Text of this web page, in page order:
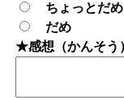
ちょっとだめ
だめ
★感想（かんそう